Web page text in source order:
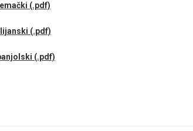
(.pdf)
(.pdf)
(.pdf)